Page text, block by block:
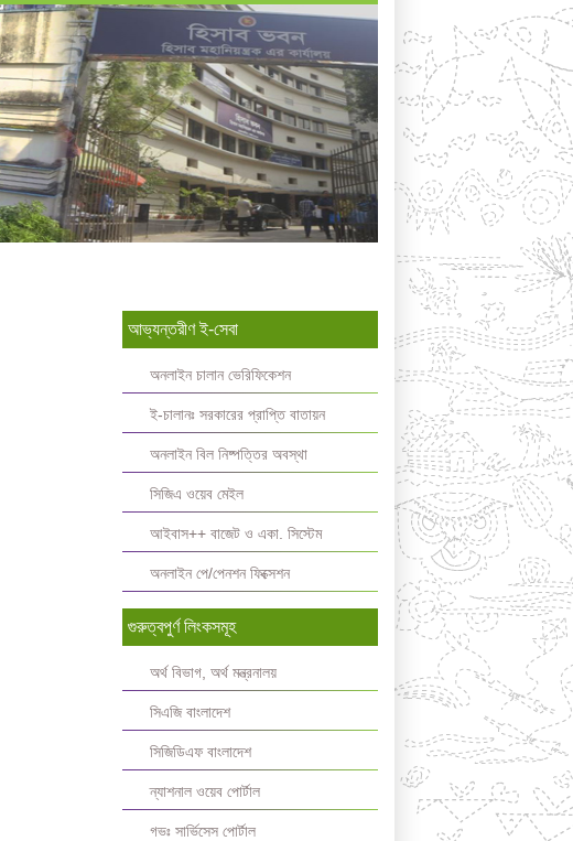
আভ্যন্তরীণ ই-সেবা
অনলাইন চালান ভেরিফিকেশন
ই-চালানঃ সরকারের প্রাপ্তি বাতায়ন
অনলাইন বিল নিষ্পত্তির অবস্থা
সিজিএ ওয়েব মেইল
আইবাস++ বাজেট ও একা. সিস্টেম
অনলাইন পে/পেনশন ফিক্সেশন
গুরুত্বপুর্ণ লিংকসমূহ
অর্থ বিভাগ, অর্থ মন্ত্রনালয়
সিএজি বাংলাদেশ
সিজিডিএফ বাংলাদেশ
ন্যাশনাল ওয়েব পোর্টাল
গভঃ সার্ভিসেস পোর্টাল